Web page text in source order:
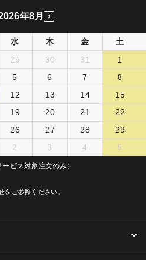
年8月
水 木 金
土
29 30 31
1
5 6 7
8
12 13 14
15
19 20 21
22
26 27 28
29
2 3 4 5
ビス対象注文のみ）
をご参照ください。